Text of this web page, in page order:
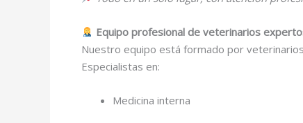
Equipo profesional de veterinarios
Nuestro equipo está formado por
Especialistas en:
Medicina interna